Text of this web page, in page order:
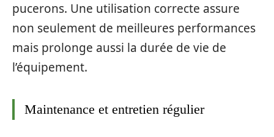
pucerons. Une utilisation correcte assure
non seulement de meilleures performances
mais prolonge aussi la durée de vie de
l’équipement.
Maintenance et entretien régulier